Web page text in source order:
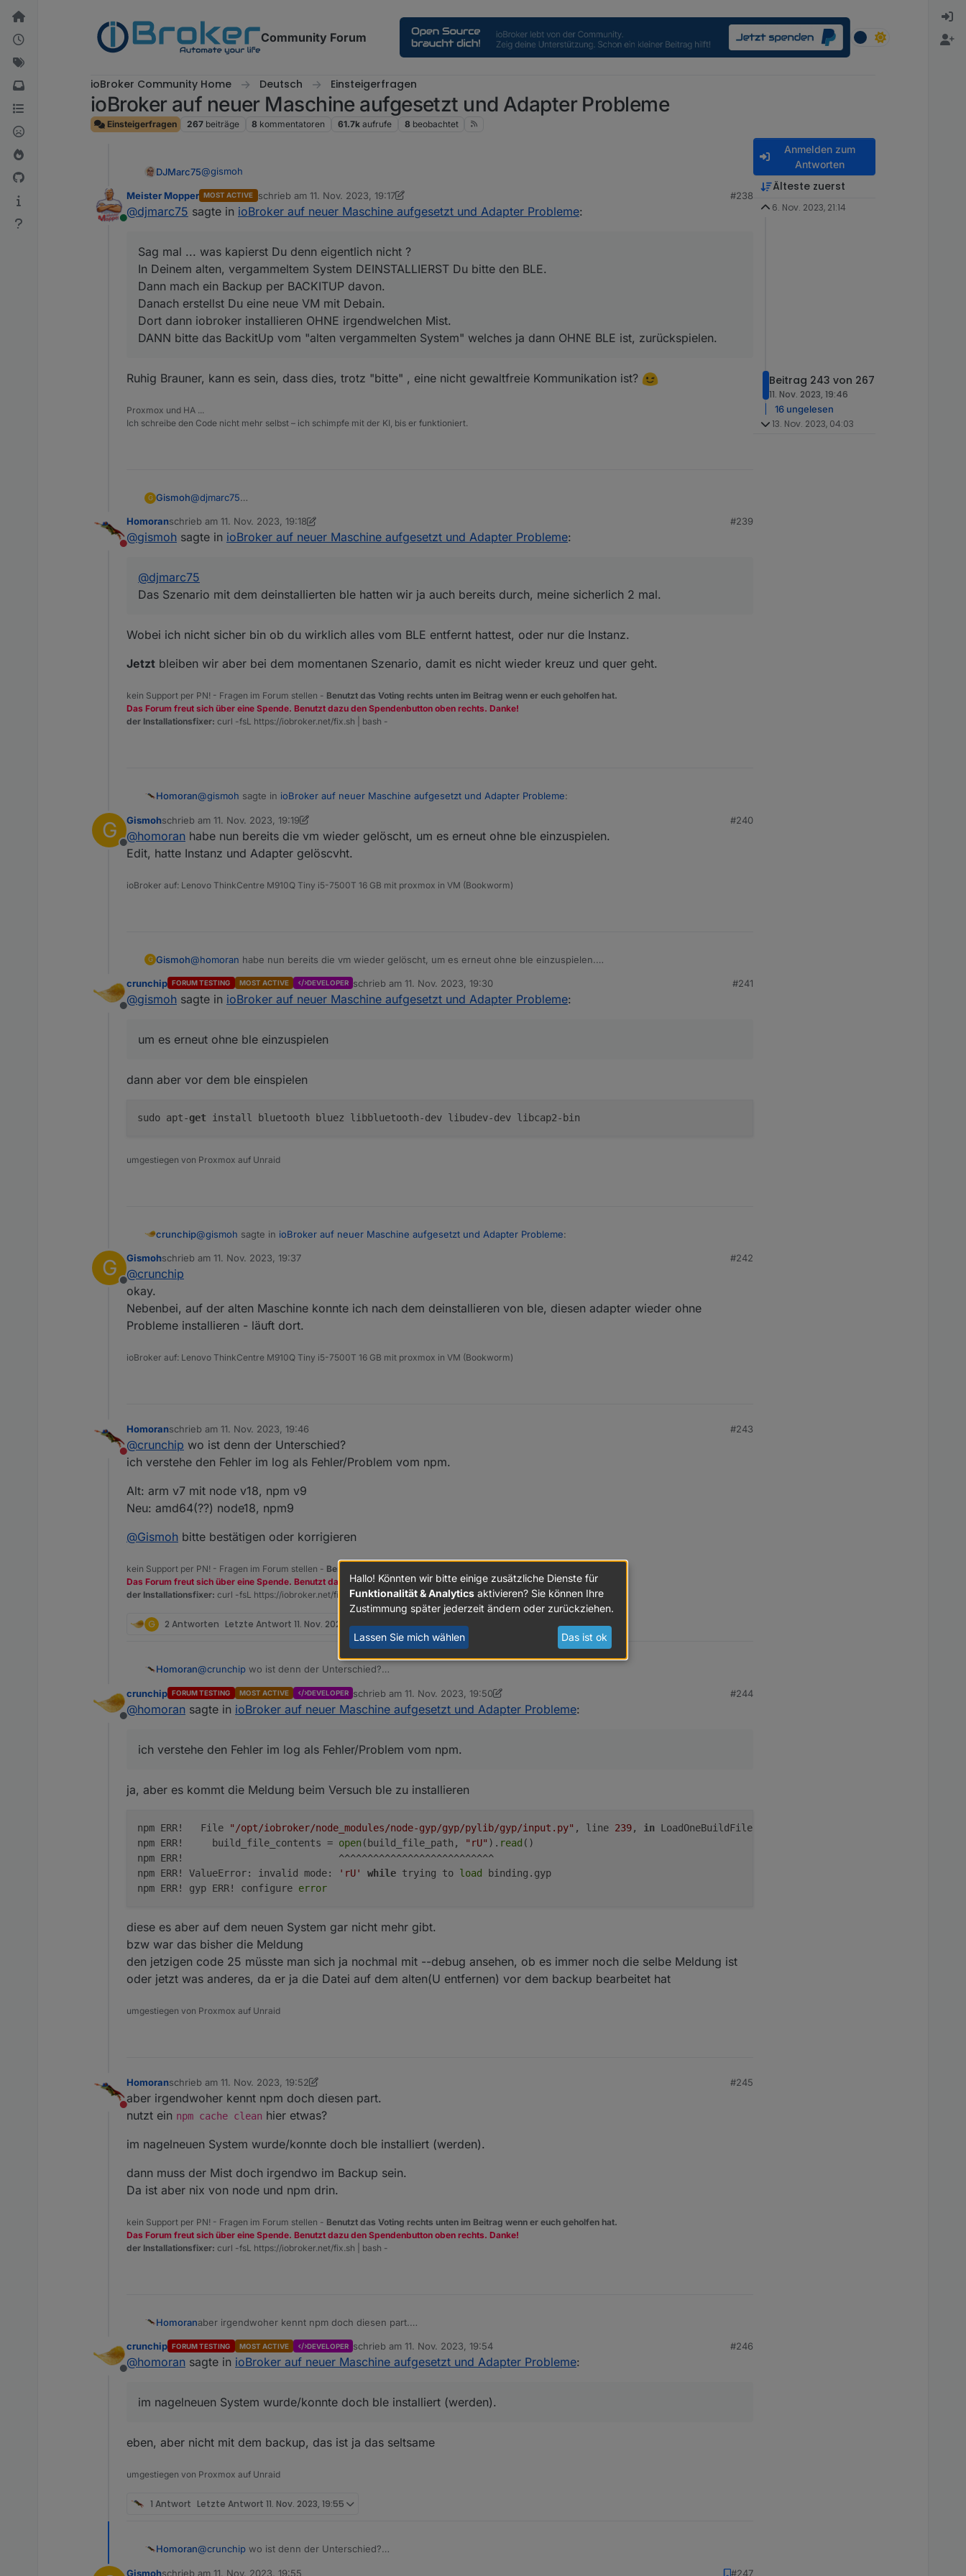
Weiter zum Inhalt
Community Forum
ioBroker Community Home Deutsch Einsteigerfragen
ioBroker auf neuer Maschine aufgesetzt und Adapter Probleme
Einsteigerfragen 267 beiträge 8 kommentatoren 61.7k aufrufe 8 beobachtet
DJMarc75@gismoh
Sag mal ... was kapierst Du denn eigentlich nicht ?
Dann mach ein Backup per BACKITUP davon.
Danach erstellst Du eine neue VM mit Debain.
Dort dann iobroker installieren OHNE irgendwelchen Mist.
DANN bitte das BackitUp vom "alten vergammelten System" welches ja dann OHNE BLE ist, zurückspielen.
Online
Meister Mopper MOST ACTIVE schrieb am 11. Nov. 2023, 19:17
zuletzt editiert von Meister Mopper
#238
@djmarc75 sagte in ioBroker auf neuer Maschine aufgesetzt und Adapter Probleme:
Sag mal ... was kapierst Du denn eigentlich nicht ?
In Deinem alten, vergammeltem System DEINSTALLIERST Du bitte den BLE.
Dann mach ein Backup per BACKITUP davon.
Danach erstellst Du eine neue VM mit Debain.
Dort dann iobroker installieren OHNE irgendwelchen Mist.
DANN bitte das BackitUp vom "alten vergammelten System" welches ja dann OHNE BLE ist, zurückspielen.
Ruhig Brauner, kann es sein, dass dies, trotz "bitte" , eine nicht gewaltfreie Kommunikation ist?
Proxmox und HA ...
Ich schreibe den Code nicht mehr selbst – ich schimpfe mit der KI, bis er funktioniert.
G Gismoh@djmarc75
Nicht stören
Homoranschrieb am 11. Nov. 2023, 19:18
zuletzt editiert von Homoran 11. Nov. 2023, 20:19
#239
@gismoh sagte in ioBroker auf neuer Maschine aufgesetzt und Adapter Probleme:
@djmarc75
Das Sze­na­rio mit dem deinstallierten ble hatten wir ja auch bereits durch, meine sicherlich 2 mal.
Wobei ich nicht sicher bin ob du wirklich alles vom BLE entfernt hattest, oder nur die Instanz.
Jetzt bleiben wir aber bei dem momentanen Szenario, damit es nicht wieder kreuz und quer geht.
kein Support per PN! - Fragen im Forum stellen - Benutzt das Voting rechts unten im Beitrag wenn er euch geholfen hat.
Das Forum freut sich über eine Spende. Benutzt dazu den Spendenbutton oben rechts. Danke!
der Installationsfixer: curl -fsL https://iobroker.net/fix.sh | bash -
Homoran@gismoh sagte in ioBroker auf neuer Maschine aufgesetzt und Adapter Probleme:
@ djmarc75
Das Sze­na­rio mit dem deinstallierten ble hatten wir ja auch bereits durch, meine sicherlich 2 mal.
Wobei ich nicht sicher bin ob du wirklich alles vom BLE entfernt hattest, oder nur die Instanz.
Jetztbleiben wir aber bei dem momentanen Szenario, damit es nicht wieder kreuz und quer geht.
G
Offline
Gismohschrieb am 11. Nov. 2023, 19:19
zuletzt editiert von Gismoh11. Nov. 2023, 20:20
#240
@homoran habe nun bereits die vm wieder gelöscht, um es erneut ohne ble einzuspielen.
Edit, hatte Instanz und Adapter gelöscvht.
ioBroker auf: Lenovo ThinkCentre M910Q Tiny i5-7500T 16 GB mit proxmox in VM (Bookworm)
G Gismoh@homoran habe nun bereits die vm wieder gelöscht, um es erneut ohne ble einzuspielen.
Offline
crunchip FORUM TESTING MOST ACTIVE DEVELOPER schrieb am 11. Nov. 2023, 19:30
zuletzt editiert von
#241
@gismoh sagte in ioBroker auf neuer Maschine aufgesetzt und Adapter Probleme:
um es erneut ohne ble einzuspielen
dann aber vor dem ble einspielen
sudo apt-get
umgestiegen von Proxmox auf Unraid
crunchip@gismoh sagte in ioBroker auf neuer Maschine aufgesetzt und Adapter Probleme:
dann aber vor dem ble einspielen
G
Offline
Gismohschrieb am 11. Nov. 2023, 19:37
zuletzt editiert von
#242
@crunchip
okay.
Nebenbei, auf der alten Maschine konnte ich nach dem deinstallieren von ble, diesen adapter wieder ohne
Probleme installieren - läuft dort.
ioBroker auf: Lenovo ThinkCentre M910Q Tiny i5-7500T 16 GB mit proxmox in VM (Bookworm)
Nicht stören
Homoranschrieb am 11. Nov. 2023, 19:46
zuletzt editiert von
#243
@crunchip wo ist denn der Unterschied?
ich verstehe den Fehler im log als Fehler/Problem vom npm.
Alt: arm v7 mit node v18, npm v9
Neu: amd64(??) node18, npm9
@Gismoh bitte bestätigen oder korrigieren
kein Support per PN! - Fragen im Forum stellen - Benutzt das Voting rechts unten im Beitrag wenn er euch geholfen hat.
Das Forum freut sich über eine Spende. Benutzt dazu den Spendenbutton oben rechts. Danke!
der Installationsfixer: curl -fsL https://iobroker.net/fix.sh | bash -
G 2 Antworten Letzte Antwort 11. Nov. 2023, 19:50
Homoran@crunchip wo ist denn der Unterschied?
Alt: arm v7 mit node v18, npm v9
Neu: amd64(??) node18, npm9
Offline
crunchip FORUM TESTING MOST ACTIVE DEVELOPER schrieb am 11. Nov. 2023, 19:50
zuletzt editiert von crunchip11. Nov. 2023, 20:53
#244
@homoran sagte in ioBroker auf neuer Maschine aufgesetzt und Adapter Probleme:
ich verstehe den Fehler im log als Fehler/Problem vom npm.
ja, aber es kommt die Meldung beim Versuch ble zu installieren
npm ERR!   File "/opt/iobroker/node_modules/node-gyp/gyp/pylib/gyp/input.py" , line 239, in LoadOneBuildFile
npm ERR!     build_file_contents = open (build_file_path, "rU" ). read ()
npm ERR!                           ^^^^^^^^^^^^^^^^^^^^^^^^^^^
npm ERR! ValueError: invalid mode:
'rU' while trying to load binding.gyp
npm ERR! gyp ERR! configure error
diese es aber auf dem neuen System gar nicht mehr gibt.
bzw war das bisher die Meldung
den jetzigen code 25 müsste man sich ja nochmal mit --debug ansehen, ob es immer noch die selbe Meldung ist
oder jetzt was anderes, da er ja die Datei auf dem alten(U entfernen) vor dem backup bearbeitet hat
umgestiegen von Proxmox auf Unraid
Nicht stören
Homoranschrieb am 11. Nov. 2023, 19:52
zuletzt editiert von Homoran11. Nov. 2023, 20:54
#245
aber irgendwoher kennt npm doch diesen part.
nutzt ein npm cache clean hier etwas?
im nagelneuen System wurde/konnte doch ble installiert (werden).
dann muss der Mist doch irgendwo im Backup sein.
Da ist aber nix von node und npm drin.
kein Support per PN! - Fragen im Forum stellen - Benutzt das Voting rechts unten im Beitrag wenn er euch geholfen hat.
Das Forum freut sich über eine Spende. Benutzt dazu den Spendenbutton oben rechts. Danke!
der Installationsfixer: curl -fsL https://iobroker.net/fix.sh | bash -
Homoranaber irgendwoher kennt npm doch diesen part.
im nagelneuen System wurde/konnte doch ble installiert (werden).
Offline
crunchip FORUM TESTING MOST ACTIVE DEVELOPER schrieb am 11. Nov. 2023, 19:54
zuletzt editiert von
#246
@homoran sagte in ioBroker auf neuer Maschine aufgesetzt und Adapter Probleme:
im nagelneuen System wurde/konnte doch ble installiert (werden).
eben, aber nicht mit dem backup, das ist ja das seltsame
umgestiegen von Proxmox auf Unraid
1 Antwort Letzte Antwort 11. Nov. 2023, 19:55
Homoran@crunchip wo ist denn der Unterschied?
Gismohschrieb am 11. Nov. 2023, 19:55 #247
Anmelden zum
Antworten
Älteste zuerst
6. Nov. 2023, 21:14
Beitrag 243 von 267
11. Nov. 2023, 19:46
16 ungelesen
13. Nov. 2023, 04:03
Hallo! Könnten wir bitte einige zusätzliche Dienste für
Funktionalität & Analytics aktivieren? Sie können Ihre
Zustimmung später jederzeit ändern oder zurückziehen.
Lassen Sie mich wählen Das ist ok